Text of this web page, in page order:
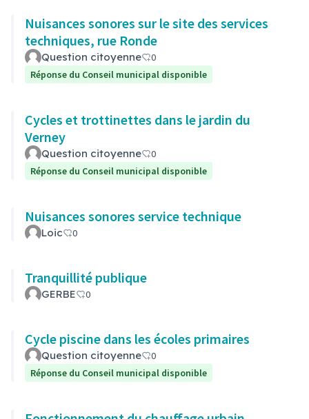
Nuisances sonores sur le site des services
techniques, rue Ronde
Question citoyenne
0
Réponse du Conseil municipal disponible
Cycles et trottinettes dans le jardin du
Verney
Question citoyenne
0
Réponse du Conseil municipal disponible
Nuisances sonores service technique
Loic 0
Tranquillité publique
GERBE 0
Cycle piscine dans les écoles primaires
Question citoyenne
0
Réponse du Conseil municipal disponible